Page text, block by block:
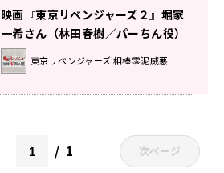
映画『東京リベンジャーズ２』堀家
一希さん（林田春樹／パーちん役）
ゲスト出演緊急決定！「東京リベン
ジャーズ相棒零泥威悪」
東京リベンジャーズ 相棒零泥威悪
1 次ページ